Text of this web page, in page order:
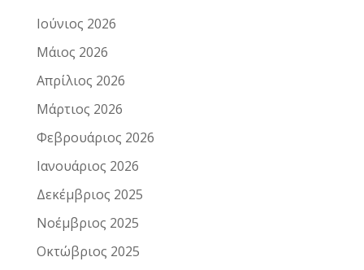
Ιούνιος 2026
Μάιος 2026
Απρίλιος 2026
Μάρτιος 2026
Φεβρουάριος 2026
Ιανουάριος 2026
Δεκέμβριος 2025
Νοέμβριος 2025
Οκτώβριος 2025